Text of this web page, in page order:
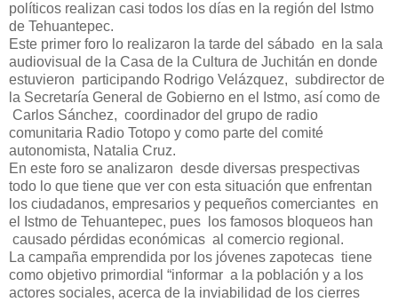
políticos realizan casi todos los días en la región del Istmo
de Tehuantepec.
Este primer foro lo realizaron la tarde del sábado en la sala
audiovisual de la Casa de la Cultura de Juchitán en donde
estuvieron participando Rodrigo Velázquez, subdirector de
la Secretaría General de Gobierno en el Istmo, así como de
Carlos Sánchez, coordinador del grupo de radio
comunitaria Radio Totopo y como parte del comité
autonomista, Natalia Cruz.
En este foro se analizaron desde diversas prespectivas
todo lo que tiene que ver con esta situación que enfrentan
los ciudadanos, empresarios y pequeños comerciantes en
el Istmo de Tehuantepec, pues los famosos bloqueos han
causado pérdidas económicas al comercio regional.
La campaña emprendida por los jóvenes zapotecas tiene
como objetivo primordial “informar a la población y a los
actores sociales, acerca de la inviabilidad de los cierres